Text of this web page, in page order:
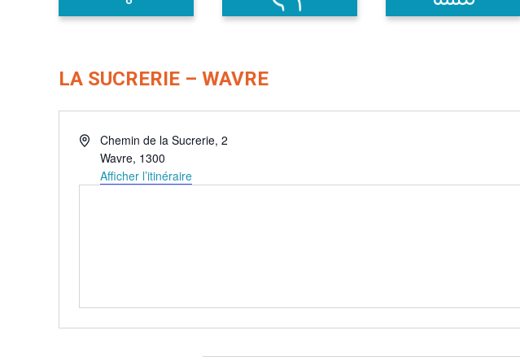
LA SUCRERIE – WAVRE
AdresseChemin de la Sucrerie, 2
Wavre, 1300
Afficher l’itinéraire